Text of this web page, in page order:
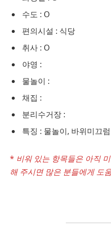
수도 : O
편의시설 : 식당
취사 : O
야영 :
물놀이 :
채집 :
분리수거장 :
특징 : 물놀이, 바위미끄
* 비워 있는 항목들은 아직
해 주시면 많은 분들에게 도